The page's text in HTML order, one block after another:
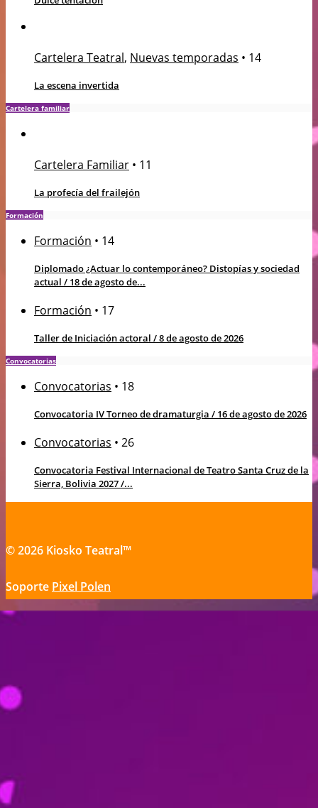
Cartelera Teatral, Nuevas temporadas • 14
La escena invertida
Cartelera familiar
Cartelera Familiar • 11
La profecía del frailejón
Formación
Formación • 14
Diplomado ¿Actuar lo contemporáneo? Distopías y sociedad
actual / 18 de agosto de...
Formación • 17
Taller de Iniciación actoral / 8 de agosto de 2026
Convocatorias
Convocatorias • 18
Convocatoria IV Torneo de dramaturgia / 16 de agosto de 2026
Convocatorias • 26
Convocatoria Festival Internacional de Teatro Santa Cruz de la
Sierra, Bolivia 2027 /...
© 2026 Kiosko Teatral™
Soporte Pixel Polen